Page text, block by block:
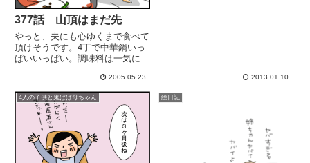
377話 山頂はまだ先
やっと、夫にも心ゆくまで食べて
頂けそうです。4丁で中華鍋いっ
ぱいいっぱい。調味料は一気に瓶
だ.....あ、副菜いっぱい作れって
か。
2005.05.23 2013.01.10
4人の子供と鬼ばば母ちゃん 絵日記